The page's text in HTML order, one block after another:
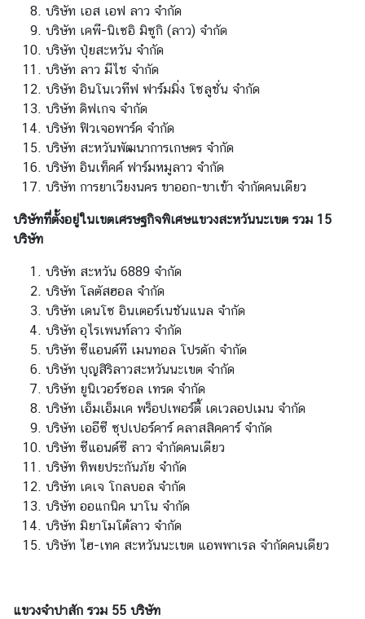
ห
ญ่
ฯ
ข้
อ
มู
ล
แ
ข
ว
ต
อ
น
ใ
ต้
ข
อ
ง
ส
ป
ป
.
ล
า
ว
ศู
บริษัท เอส เอฟ ลาว จำกัด
บริษัท เคพี-นิเซอิ มิซูกิ (ลาว) จำกัด
บริษัท ปุ๋ยสะหวัน จำกัด
บริษัท ลาว มีไช จำกัด
บริษัท อินโนเวทีฟ ฟาร์มมิ่ง โซลูชั่น จำกัด
บริษัท ดิฟเกจ จำกัด
บริษัท ฟิวเจอพาร์ค จำกัด
บริษัท สะหวันพัฒนาการเกษตร จำกัด
บริษัท อินเท็คค์ ฟาร์มหมูลาว จำกัด
บริษัท การยาเวียงนคร ขาออก-ขาเข้า จำกัดคนเดียว
บริษัทที่ตั้งอยู่ในเขตเศรษฐกิจพิเศษแขวงสะหวันนะเขต รวม 15
บริษัท
บริษัท สะหวัน 6889 จำกัด
บริษัท โลตัสฮอล จำกัด
บริษัท เดนโซ อินเตอร์เนชันแนล จำกัด
บริษัท อุไรเพนท์ลาว จํากัด
บริษัท ซีแอนด์ที เมนทอล โปรดัก จำกัด
บริษัท บุญสิริลาวสะหวันนะเขต จำกัด
บริษัท ยูนิเวอร์ซอล เทรด จำกัด
บริษัท เอ็มเอ็มเค พร็อปเพอร์ตี้ เดเวลอปเมน จำกัด
บริษัท เออีซี ซุปเปอร์คาร์ คลาสสิคคาร์ จำกัด
บริษัท ซีแอนด์ซี ลาว จำกัดคนเดียว
บริษัท ทิพยประกันภัย จำกัด
บริษัท เคเจ โกลบอล จำกัด
บริษัท ออแกนิค นาโน จำกัด
บริษัท มิยาโมโต้ลาว จำกัด
บริษัท ไฮ-เทค สะหวันนะเขต แอพพาเรล จำกัดคนเดียว
แขวงจำปาสัก รวม 55 บริษัท